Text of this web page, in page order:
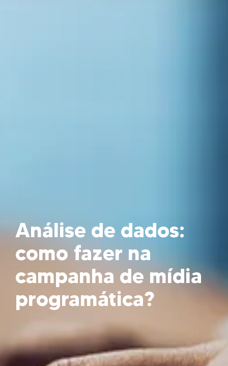
Análise de dados:
como fazer na
campanha de mídia
programática?